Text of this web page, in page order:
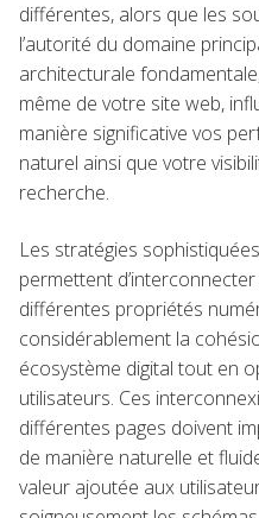
différentes, alors que les
l’autorité du domaine
architecturale
même de votre site web,
manière significative vos
naturel ainsi que votre
recherche.
Les stratégies
permettent
différentes propriétés
considérablement la
écosystème digital tout en
utilisateurs. Ces
différentes pages doivent
de manière naturelle et
valeur ajoutée aux